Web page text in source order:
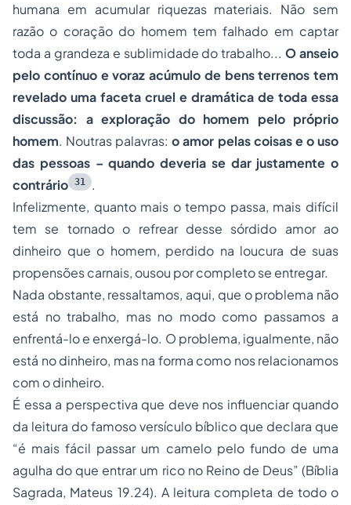
humana em acumular riquezas materiais. Não sem
razão o coração do homem tem falhado em captar
toda a grandeza e sublimidade do trabalho...O anseio
pelo contínuo e voraz acúmulo de bens terrenos tem
revelado uma faceta cruel e dramática de toda essa
discussão: a exploração do homem pelo próprio
homem. Noutras palavras:o amor pelas coisas e o uso
das pessoas – quando deveria se dar justamente o
contrário 31
.
Infelizmente, quanto mais o tempo passa, mais difícil
tem se tornado o refrear desse sórdido amor ao
dinheiro que o homem, perdido na loucura de suas
propensões carnais, ousou por completo se entregar.
Nada obstante, ressaltamos, aqui, que o problema não
está no trabalho, mas no modo como passamos a
enfrentá-lo e enxergá-lo. O problema, igualmente, não
está no dinheiro, mas na forma como nos relacionamos
com o dinheiro.
É essa a perspectiva que deve nos influenciar quando
da leitura do famoso versículo bíblico que declara que
“é mais fácil passar um camelo pelo fundo de uma
agulha do que entrar um rico no Reino de Deus” (Bíblia
Sagrada, Mateus 19.24). A leitura completa de todo o